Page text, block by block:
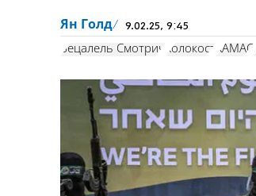
Ян Голд 9.02.25, 9:45
Бецалель Смотрич холокост ХАМАС